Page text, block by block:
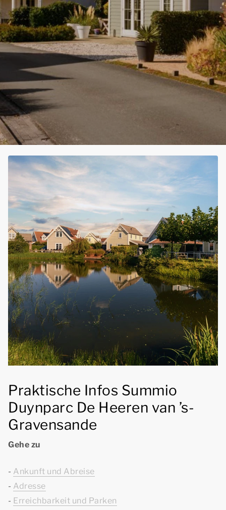
Praktische Infos Summio
Duynparc De Heeren van ’s-
Gravensande
Gehe zu
- Ankunft und Abreise
- Adresse
- Erreichbarkeit und Parken